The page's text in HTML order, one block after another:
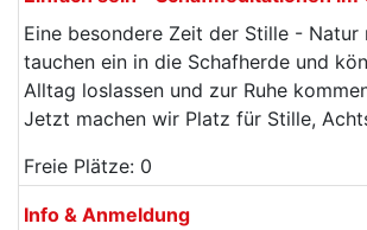
Eine besondere Zeit der Stille - Natur
tauchen ein in die Schafherde und
Alltag loslassen und zur Ruhe
Jetzt machen wir Platz für Stille,
Freie Plätze: 0
Info & Anmeldung